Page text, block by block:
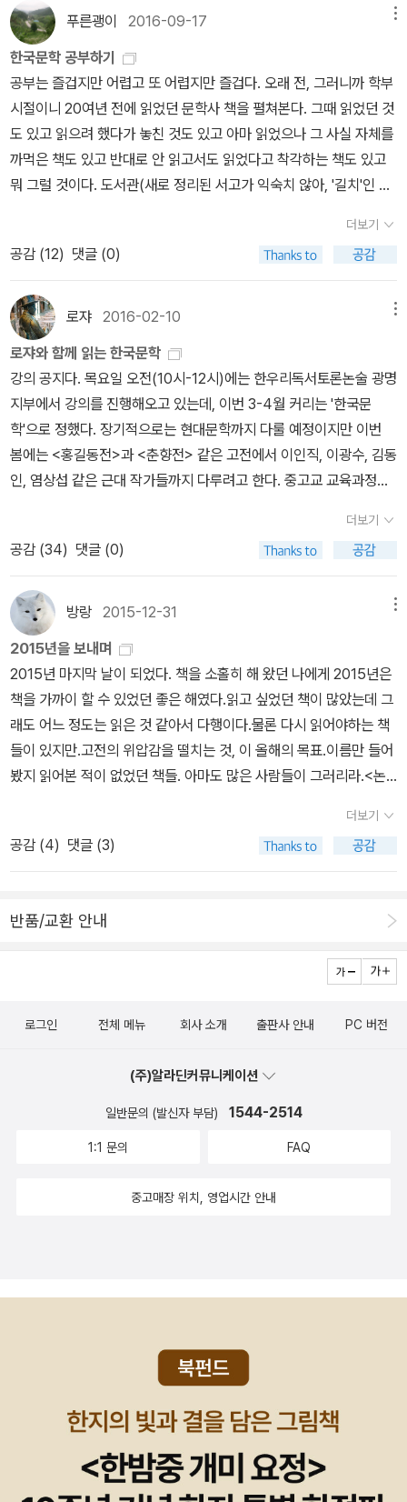
을 것이 분명하다. 문학전집처럼 말이다. 책을 잔뜩 담아두니 읽지 않
았는데도 그냥 배가 부르다. 올해는 열 권 이상은 꼭 읽고 싶다.
푸른괭이 2016-09-17
한국문학 공부하기
공부는 즐겁지만 어렵고 또 어렵지만 즐겁다. 오래 전, 그러니까 학부
시절이니 20여년 전에 읽었던 문학사 책을 펼쳐본다. 그때 읽었던 것
도 있고 읽으려 했다가 놓친 것도 있고 아마 읽었으나 그 사실 자체를
까먹은 책도 있고 반대로 안 읽고서도 읽었다고 착각하는 책도 있고
뭐 그럴 것이다. 도서관(새로 정리된 서고가 익숙치 않아, '길치'인 나
좋지만 현실적으로 불가능, 현대문학사, 그 중에서도 소설 부분에만
집중한다. 권영민 선생은 정녕 교과서의 대마왕(^^)임을 보여준다. 내
용의 알참은 말할 것도 없거니와, 세 줄 넘어가는 문장도 없이 무척 간
결하고 정확하게 서술되어 있다. 최대한 정독 중. 조동일 선생의 저 유
명한 저서는 앞 부분은 딱 자르고 5권만 주문. 조만간 읽기 시작할 터.
하지만 아무래도 '소설' 관련 그의 역작은 이것일 터. 언젠가 재미있게
읽은 듯하다. 한편, 이 참에 꼼꼼하게 읽어야지 다짐했다가
어마어마한 분량과 (익히 아는!) 너무도 진지한(ㅠ.ㅠ) 문체에 짓눌려
지레 포기한 역작은 이것. 하지만 경제 사정이 회복되는(과연 언제?
ㅠ.ㅠ) 대로, 바라건대 겨울 방학 쯤엔 사서 볼 수 있길 바란다. (지난
여름, 정말로 우연찮게(!!) 아이의 유치원 근처에서 이 책의 필자를 만
났다, 헐. 우리 아이한테 만원 주셨다...^^;;) 그 다음, 우리의
식 선생이 김현 선생과 쓴 <한국 문학사>는 작년인가, 김유정에 관한
글을 쓰면서 비교적 정독한 바 있어, 다른 책을 더 주문했다.
사실 그는 각종 문학사도 많이 썼지만, 작가론-저서도 많아
서 좇아가기가 힘들 정도다. 다시 읽고 싶은 책으론 아무래도 이광수
연구, 염상섭 연구, 그리고 좀 뜬금없지만, 임화 연구이다.(이상 연구
는 비교적 최근에 다시 읽고 여전히 감동(!) 받았다.) 물론
문학 연구의 가장 근본적인 전제인바, 어떤 훌륭한 연구서도 연구되
는 대상을 뛰어넘을 수는 없다. 즉, 해당 작품을 읽는 것이 가장 중요
위는 춘원 이광수. 내게 그는 아무래도 연애소설 작가처럼 남아 있는
데, <무정>도 그렇고 <사랑>인가, <유정>인가 아무튼 고등학교 읽
다. <흙>, <단종애사>, 이런 걸 읽은 뒤의 느낌도 그렇다.
읽은 다른 소설까지, 단 한 번도 재미를 느끼지 못한 소설가이다. 그를
지금 다시 읽으면 그의 진가가 보일지도. 그밖에 언젠가 읽
던 소설인 최서해의 <탈출기>, <기아와 살육>, <홍염>(?) 뭐 이런
무 좋았던 김동인. 그는 단편을 잘 썼지만, <운현궁의 봄>, <젊은 그
들> 같은 장편도 어릴 때는 재미있게 읽었다. 시간을 어디
공부는 적절한 강제가 필요하니 강의 커리큘럼도 여기에 맞추어 조금
은 족히 하는 듯하다. 어지간하면 다 연구서 몇 권. 반면, 외국문학자
는 (과연 외국어 배우는 데 시간을 너무 많이 투자해서??ㅠ.ㅠ) 평생
퇴직할 때까지 연구서 한 두 권 없는 교수가 태반이다. 아, 물론, 평생
'퇴'할 '직'도 얻지 못하기 일쑤지만, 이것이 게으름을 정당화해주는 못
한다. 그럴수록 더더욱 공부가 답이다.^^
더보기
공감 (12) 댓글 (0)
로쟈 2016-02-10
로쟈와 함께 읽는 한국문학
강의 공지다. 목요일 오전(10시-12시)에는 한우리독서토론논술 광명
지부에서 강의를 진행해오고 있는데, 이번 3-4월 커리는 '한국문
학'으로 정했다. 장기적으로는 현대문학까지 다룰 예정이지만 이번
봄에는 <홍길동전>과 <춘향전> 같은 고전에서 이인직, 이광수, 김동
인, 염상섭 같은 근대 작가들까지 다루려고 한다. 중고교 교육과정에
같다(강의 문의는 02-897-1235/010-8926-5607). 1강 3월 10
일_ <홍길동전> 2강 3월 17일_ <춘향전> 3강 3월 24일_ 이인직,
<혈의 누> 4강 3월 31일_ 이광수, <소년의 비애> 5강 4월 07일_
이광수, <무정> 6강 4월 14일_ 김동인, <감자> 7강 4월 21일_ 염
상섭, <만세전> 8강 4월 28일_ 염상섭, <삼대> 16. 02. 10.
더보기
공감 (34) 댓글 (0)
방랑 2015-12-31
2015년을 보내며
2015년 마지막 날이 되었다. 책을 소홀히 해 왔던 나에게 2015년은
책을 가까이 할 수 있었던 좋은 해였다.읽고 싶었던 책이 많았는데 그
래도 어느 정도는 읽은 것 같아서 다행이다.물론 다시 읽어야하는 책
들이 있지만.고전의 위압감을 떨치는 것, 이 올해의 목표.이름만 들어
봤지 읽어본 적이 없었던 책들. 아마도 많은 사람들이 그러리라.<논
의 변명, 국가, 죄와 벌, 까라마조프씨네 형제들, 안나 카레니나, 감자,
만세전, 운수좋은 날 새해에는 좋은 일들, 웃을 수 있는 일들이 많기
를. 새해 복 많이 받으세요!1. 서양고전군주론리바이어던사회계약론
주의자유론통치론파놉티콘방법서설성찰노년에 관하여 우정에 관하
티즘의 윤리와 자본주의 정신에밀2. 동양고전논어(1,2)장자도덕경삼
수꾼허클베리 핀의 모험참을 수 없는 존재의 가벼움데미안인간실격
다의 우편배달부젊은 베르테르의 슬픔노인과 바다위대한 개츠비파우
스트(1,2)1984브람스를 좋아하세요신곡(지옥,연옥,천국)이방인페
라는 이렇게 말했다셰익스피어 4대 비극(햄릿,오셀로,리어왕,맥베
까라마조프씨네 형제들(상,중,하)오만과 편견달콤쌉싸름한 초콜릿돈
더보기
공감 (4) 댓글 (3)
반품/교환 안내
로그인 전체 메뉴 회사 소개 출판사 안내 PC 버전
(주)알라딘커뮤니케이션
일반문의 (발신자 부담) 1544-2514
1:1 문의 FAQ
중고매장 위치, 영업시간 안내